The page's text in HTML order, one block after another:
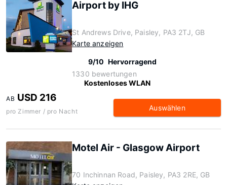
Airport by IHG
St Andrews Drive, Paisley, PA3 2TJ, GB
Karte anzeigen
9/10 Hervorragend
1330 bewertungen
Kostenloses WLAN
AB USD 216
pro Zimmer / pro Nacht Auswählen
Motel Air - Glasgow Airport
70 Inchinnan Road, Paisley, PA3 2RE, GB